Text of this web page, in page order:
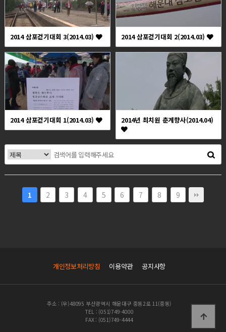
2014 삼포걷기대회 3(2014.03) 2014 삼포걷기대회 2(2014.03)
2014 삼포걷기대회 1(2014.03) 2014년 최치원 춘계향사(2014.04)
1 2 3 4 5 6 7 8 9
개인정보처리방침 이용약관 공지사항
주소 : (우)48095 부산광역시 해운대구 중동2로 11(중동)
TEL : (051)749-4000
FAX : (051)749-4444